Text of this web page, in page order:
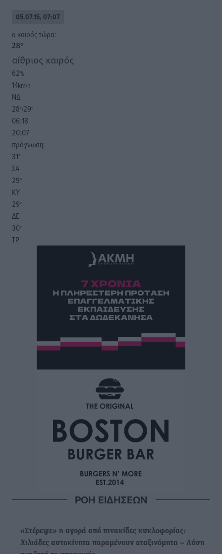
05.07.15, 07:07
o καιρός τώρα:
28°
αίθριος καιρός
62%
14km/h
ΝΔ
28°/29°
06:18
20:07
πρόγνωση:
31°
ΣΑ
29°
ΚΥ
29°
ΔΕ
30°
ΤΡ
ΡΟΗ ΕΙΔΗΣΕΩΝ
«Στέρεψε» η αγορά από πινακίδες κυκλοφορίας:
Χιλιάδες αυτοκίνητα παραμένουν αταξινόμητα – Λύση